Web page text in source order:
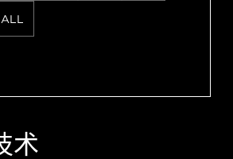
ALL
术